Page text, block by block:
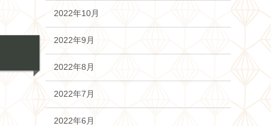
2022年10月
2022年9月
2022年8月
2022年7月
2022年6月